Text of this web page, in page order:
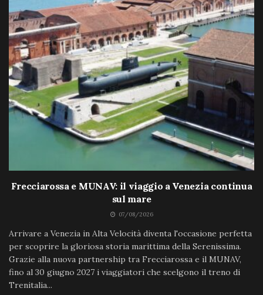
Frecciarossa e MUNAV: il viaggio a Venezia continua
sul mare
07/08/2026
Arrivare a Venezia in Alta Velocità diventa l'occasione perfetta
per scoprire la gloriosa storia marittima della Serenissima.
Grazie alla nuova partnership tra Frecciarossa e il MUNAV,
fino al 30 giugno 2027 i viaggiatori che scelgono il treno di
Trenitalia...